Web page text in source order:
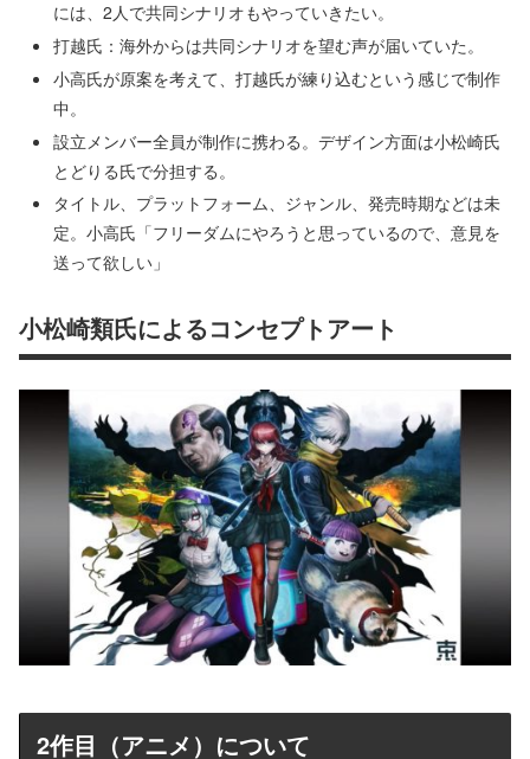
には、2人で共同シナリオもやっていきたい。
打越氏：海外からは共同シナリオを望む声が届いていた。
小高氏が原案を考えて、打越氏が練り込むという感じで制作
中。
設立メンバー全員が制作に携わる。デザイン方面は小松崎氏
とどりる氏で分担する。
タイトル、プラットフォーム、ジャンル、発売時期などは未
定。小高氏「フリーダムにやろうと思っているので、意見を
送って欲しい」
小松崎類氏によるコンセプトアート
2作目（アニメ）について